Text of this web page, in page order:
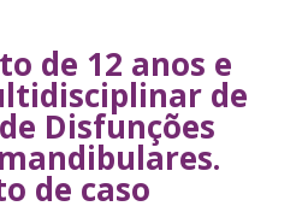
de 12 anos e
de
Disfunções
de caso